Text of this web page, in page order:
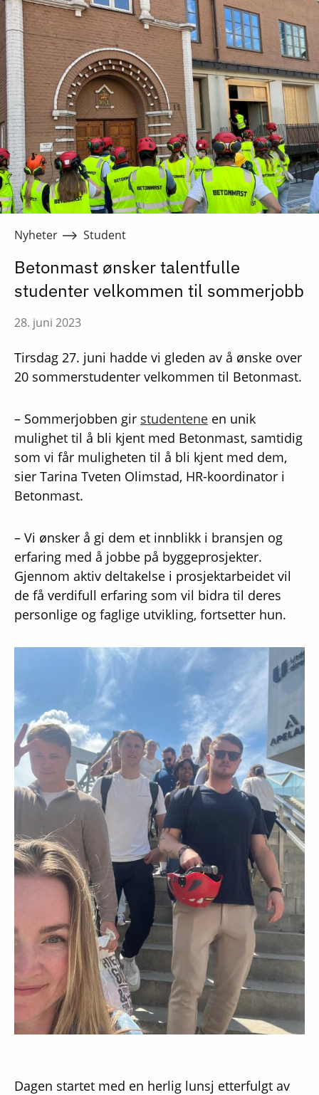
Nyheter Student
Betonmast ønsker talentfulle
studenter velkommen til sommerjobb
28. juni 2023
Tirsdag 27. juni hadde vi gleden av å ønske over
20 sommerstudenter velkommen til Betonmast.
– Sommerjobben gir studentene en unik
mulighet til å bli kjent med Betonmast, samtidig
som vi får muligheten til å bli kjent med dem,
sier Tarina Tveten Olimstad, HR-koordinator i
Betonmast.
– Vi ønsker å gi dem et innblikk i bransjen og
erfaring med å jobbe på byggeprosjekter.
Gjennom aktiv deltakelse i prosjektarbeidet vil
de få verdifull erfaring som vil bidra til deres
personlige og faglige utvikling, fortsetter hun.
Dagen startet med en herlig lunsj etterfulgt av